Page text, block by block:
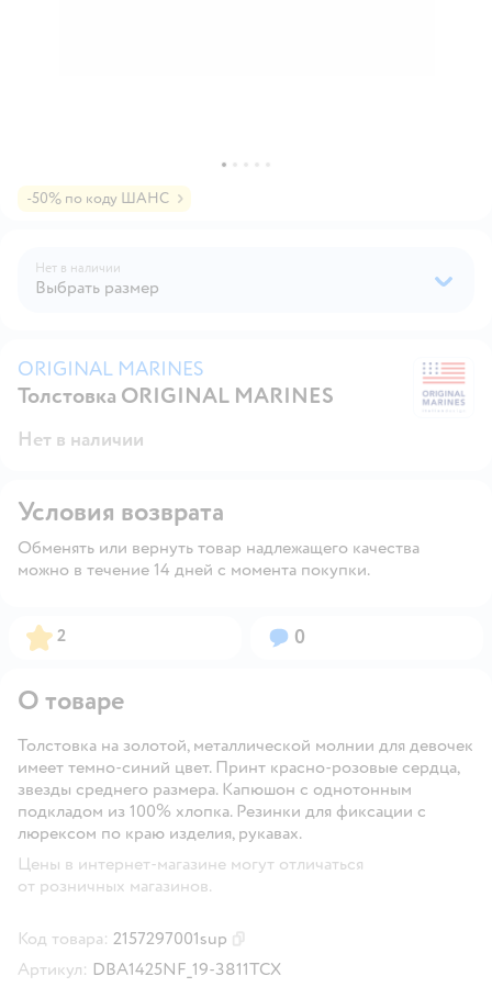
-50% по коду ШАНС
Нет в наличии
Выбрать размер
ORIGINAL MARINES
Толстовка ORIGINAL MARINES
Нет в наличии
Условия возврата
Обменять или вернуть товар надлежащего качества
можно в течение 14 дней с момента покупки.
Рейтинг:
2 Вопросов:
0
О товаре
Толстовка на золотой, металлической молнии для девочек
имеет темно-синий цвет. Принт красно-розовые сердца,
звезды среднего размера. Капюшон с однотонным
подкладом из 100% хлопка. Резинки для фиксации с
люрексом по краю изделия, рукавах.
Цены в интернет-магазине могут отличаться
от розничных магазинов.
Код товара: 2157297001sup
Артикул: DBA1425NF_19-3811TCX